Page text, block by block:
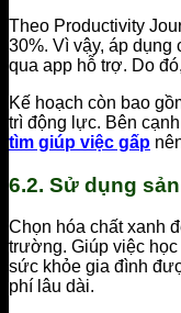
Theo Productivity
30%. Vì vậy, áp
qua app hỗ trợ. Do đó,
Kế hoạch còn bao
trì động lực. Bên
tìm giúp việc gấp
6.2. Sử dụng
Chọn hóa chất xanh
trường. Giúp việc
sức khỏe gia đình
phí lâu dài.